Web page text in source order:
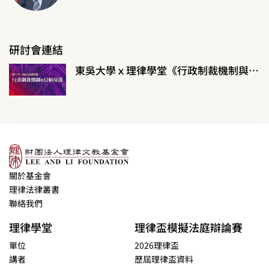
研討會連結
東吳大學ｘ理律學堂《行政制裁機制與信賴保護》
關於基金會
理律法律叢書
聯絡我們
理律學堂
單位
講者
理律盃模擬法庭辯論賽
2026理律盃
歷屆理律盃資料